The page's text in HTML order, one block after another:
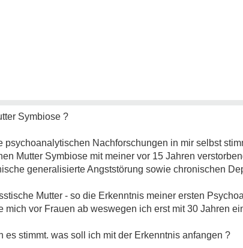
Symbiose ?
psychoanalytischen Nachforschungen in mir selbst
Mutter Symbiose mit meiner vor 15 Jahren
generalisierte Angststörung sowie chronischen
Mutter - so die Erkenntnis meiner ersten
mich vor Frauen ab weswegen ich erst mit 30 Jahren
es stimmt. was soll ich mit der Erkenntnis anfangen ?